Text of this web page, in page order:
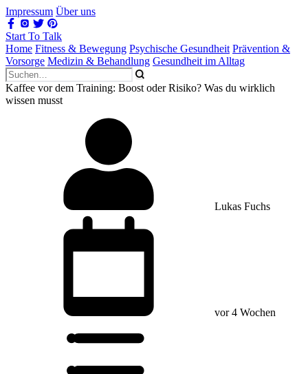
Impressum Über uns
Start To Talk
Home Fitness & Bewegung Psychische Gesundheit Prävention &
Vorsorge Medizin & Behandlung Gesundheit im Alltag
Kaffee vor dem Training: Boost oder Risiko? Was du wirklich
wissen musst
Lukas Fuchs
vor 4 Wochen